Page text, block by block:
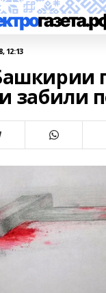
12:13
забили